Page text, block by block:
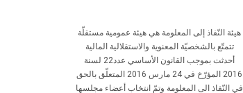
هيئة النّفاذ إلى المعلومة هي هيئة عمومية مستقلّة
تتمتّع بالشخصيّة المعنوية والاستقلالية المالية
أحدثت بموجب القانون الأساسي عدد22 لسنة
2016 المؤرّخ في 24 مارس 2016 المتعلّق بالحق
في النّفاذ الى المعلومة وتمّ انتخاب أعضاء مجلسها